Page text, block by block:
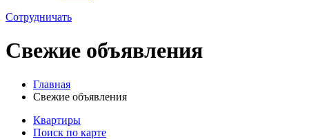
Сотрудничать
Свежие объявления
Главная
Свежие объявления
Квартиры
Поиск по карте